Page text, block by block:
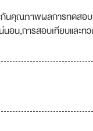
กันคุณภาพผลการทดสอบ
อน,การสอบเทียบและท